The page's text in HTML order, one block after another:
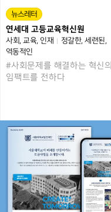
뉴스레터
연세대 고등교육혁신원
사회 교육 인재 정갈한 세련된
역동적인
#사회문제를 해결하는 혁신의
임팩트를 전하다